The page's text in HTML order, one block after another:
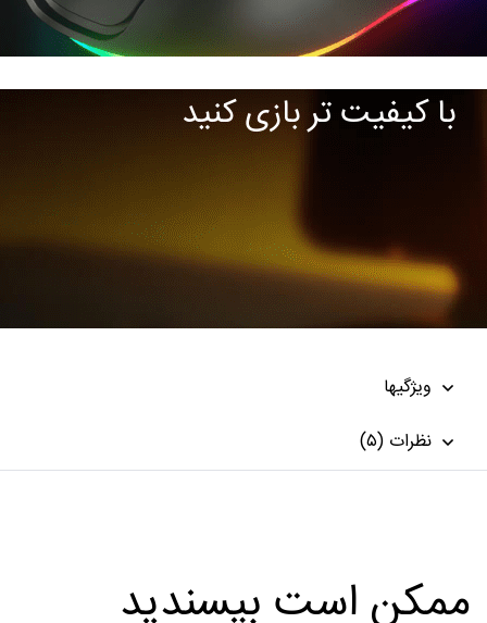
با کیفیت تر بازی کنید
ویژگیها
نظرات (۵)
ممکن است بپسندید